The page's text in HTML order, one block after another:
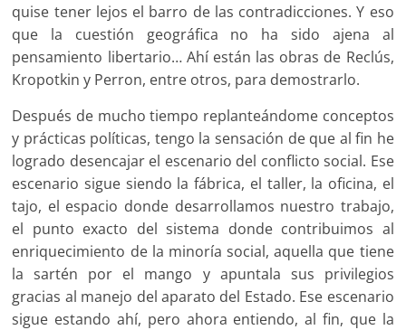
quise tener lejos el barro de las contradicciones. Y eso
que la cuestión geográfica no ha sido ajena al
pensamiento libertario… Ahí están las obras de Reclús,
Kropotkin y Perron, entre otros, para demostrarlo.
Después de mucho tiempo replanteándome conceptos
y prácticas políticas, tengo la sensación de que al fin he
logrado desencajar el escenario del conflicto social. Ese
escenario sigue siendo la fábrica, el taller, la oficina, el
tajo, el espacio donde desarrollamos nuestro trabajo,
el punto exacto del sistema donde contribuimos al
enriquecimiento de la minoría social, aquella que tiene
la sartén por el mango y apuntala sus privilegios
gracias al manejo del aparato del Estado. Ese escenario
sigue estando ahí, pero ahora entiendo, al fin, que la